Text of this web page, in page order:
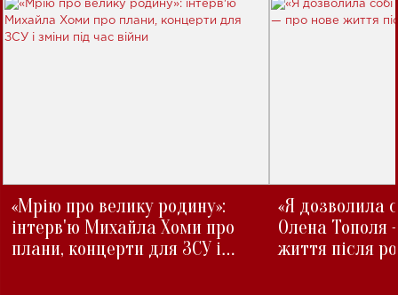
«Мрію про велику родину»:
інтерв'ю Михайла Хоми про
плани, концерти для ЗСУ і
«Я дозволила
Олена Тополя
життя після